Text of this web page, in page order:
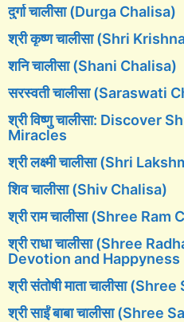
दुर्गा चालीसा (Durga Chalisa)
श्री कृष्ण चालीसा (Shri
शनि चालीसा (Shani Chalisa)
सरस्वती चालीसा (Saraswati
श्री विष्णु चालीसा: Discover
Miracles
श्री लक्ष्मी चालीसा (Shri
शिव चालीसा (Shiv Chalisa)
श्री राम चालीसा (Shree Ram
श्री राधा चालीसा (Shree
Devotion and Happyness
श्री संतोषी माता चालीसा
श्री साईं बाबा चालीसा (Shree